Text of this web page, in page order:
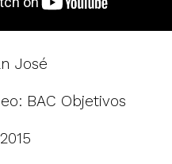
José
BAC Objetivos